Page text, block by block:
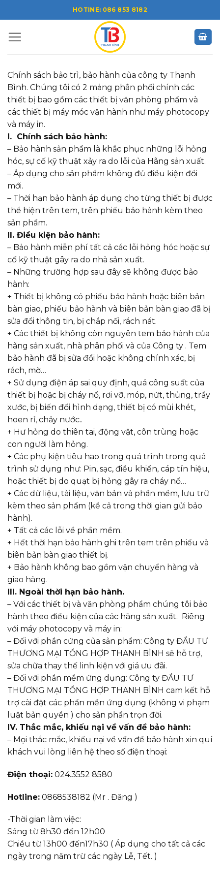
to
content
HOTINE: 086 853 8182
Chính sách bảo trì, bảo hành của công ty Thanh
Bình. Chúng tôi có 2 mảng phân phối chính các
thiết bị bao gồm các thiết bị văn phòng phẩm và
các thiết bị máy móc vận hành như máy photocopy
và máy in.
I. Chính sách bảo hành:
– Bảo hành sản phẩm là khắc phục những lỗi hỏng
hóc, sự cố kỹ thuật xảy ra do lỗi của Hãng sản xuất.
– Áp dụng cho sản phẩm không đủ điều kiện đổi
mới.
– Thời hạn bảo hành áp dụng cho từng thiết bị được
thể hiện trên tem, trên phiếu bảo hành kèm theo
sản phẩm.
II. Điều kiện bảo hành:
– Bảo hành miễn phí tất cả các lỗi hỏng hóc hoặc sự
cố kỹ thuật gây ra do nhà sản xuất.
– Những trường hợp sau đây sẽ không được bảo
hành:
+ Thiết bị không có phiếu bảo hành hoặc biên bản
bàn giao, phiếu bảo hành và biên bản bàn giao đã bị
sửa đổi thông tin, bị chắp nối, rách nát.
+ Các thiết bị không còn nguyên tem bảo hành của
hãng sản xuất, nhà phân phối và của Công ty . Tem
bảo hành đã bị sửa đổi hoặc không chính xác, bị
rách, mờ…
+ Sử dụng điện áp sai quy định, quá công suất của
thiết bị hoặc bị cháy nổ, rơi vỡ, móp, nứt, thủng, trầy
xước, bị biến đổi hình dạng, thiết bị có mùi khét,
hoen rỉ, chảy nước..
+ Hư hỏng do thiên tai, động vật, côn trùng hoặc
con người làm hỏng.
+ Các phụ kiện tiêu hao trong quá trình trong quá
trình sử dụng như: Pin, sạc, điều khiển, cáp tín hiệu,
hoặc thiết bị do quạt bị hỏng gây ra cháy nổ…
+ Các dữ liệu, tài liệu, văn bản và phần mềm, lưu trữ
kèm theo sản phẩm (kể cả trong thời gian gửi bảo
hành).
+ Tất cả các lỗi về phần mềm.
+ Hết thời hạn bảo hành ghi trên tem trên phiếu và
biên bản bàn giao thiết bị.
+ Bảo hành không bao gồm vận chuyển hàng và
giao hàng.
III. Ngoài thời hạn bảo hành.
– Với các thiết bị và văn phòng phẩm chúng tôi bảo
hành theo điều kiện của các hãng sản xuất. Riêng
với máy photocopy và máy in:
– Đối với phần cứng của sản phẩm: Công ty ĐẦU TƯ
THƯƠNG MẠI TỔNG HỢP THANH BÌNH sẽ hỗ trợ,
sửa chữa thay thế linh kiện với giá ưu đãi.
– Đối với phần mềm ứng dụng: Công ty ĐẦU TƯ
THƯƠNG MẠI TỔNG HỢP THANH BÌNH cam kết hỗ
trợ cài đặt các phần mền ứng dụng (không vi phạm
luật bản quyền ) cho sản phẩn trọn đời.
IV. Thắc mắc, khiếu nại về vấn đề bảo hành:
– Mọi thắc mắc, khiếu nại về vấn đề bảo hành xin quí
khách vui lòng liên hệ theo số điện thoại:
Điện thoại: 024.3552 8580
Hotline: 0868538182 (Mr . Đăng )
-Thời gian làm việc:
Sáng từ 8h30 đến 12h00
Chiều từ 13h00 đến17h30 ( Áp dụng cho tất cả các
ngày trong năm trừ các ngày Lễ, Tết. )